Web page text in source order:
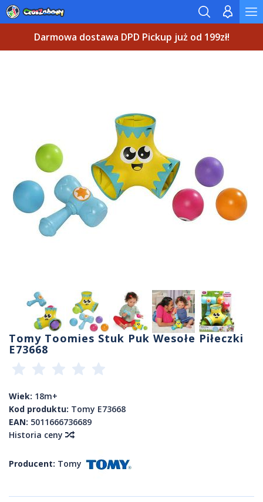
Darmowa dostawa DPD Pickup już od 199zł!
Tomy Toomies Stuk Puk Wesołe Piłeczki
E73668
Wiek: 18m+
Kod produktu: Tomy E73668
EAN: 5011666736689
Historia ceny
Producent: Tomy